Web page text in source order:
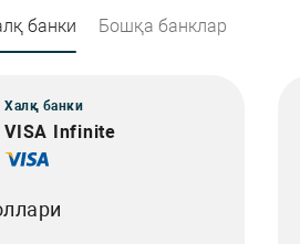
банки Бошқа банклар
Халқ банки
VISA Infinite